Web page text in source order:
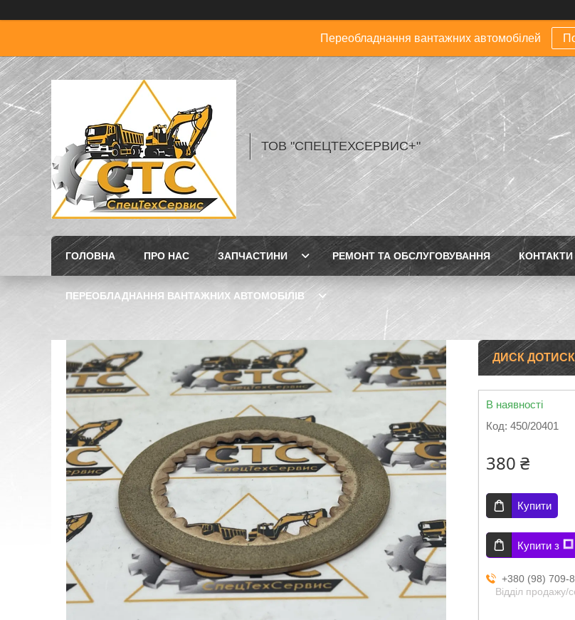
Переобладнання вантажних автомобілей
ТОВ "СПЕЦТЕХСЕРВИС+"
ГОЛОВНА ПРО НАС ЗАПЧАСТИНИ РЕМОНТ ТА ОБСЛУГОВУВАННЯ КОНТАКТИ
ПЕРЕОБЛАДНАННЯ ВАНТАЖНИХ АВТОМОБІЛІВ
ДИСК
В наявності
Код: 450/20401
380 ₴
Купити
Купити з
+380 (98) 709-
Відділ продажу/